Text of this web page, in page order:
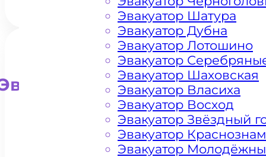
для
Эвакуатор Шатура
Эвакуатор Дубна
Эвакуатор Лотошино
Эвакуатор
Эвакуатор Шаховская
Эвакуатор Власиха
Эвакуатор Восход
Эвакуатор Звёздный
Эвакуатор
Эвакуатор